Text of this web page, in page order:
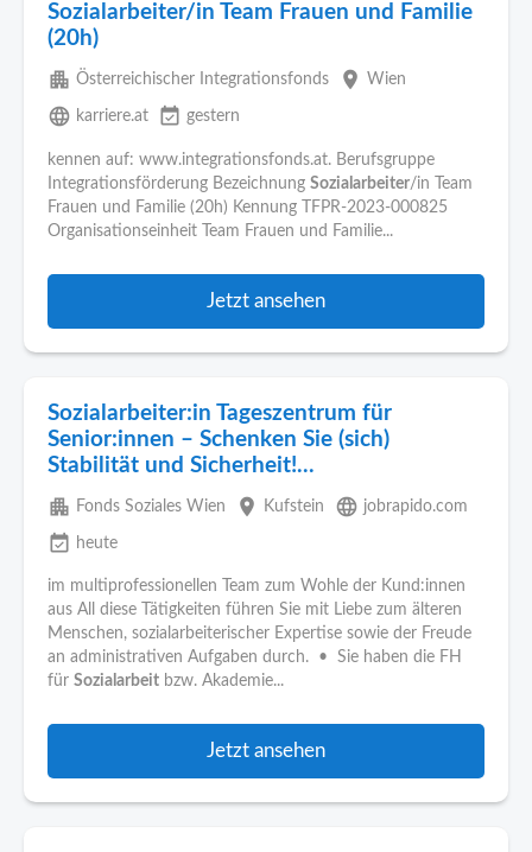
Sozialarbeiter/in Team Frauen und Familie
(20h)
apartment Österreichischer Integrationsfonds place Wien
language karriere.at event_available gestern
kennen auf: www.integrationsfonds.at. Berufsgruppe
Integrationsförderung Bezeichnung Sozialarbeiter/in Team
Frauen und Familie (20h) Kennung TFPR-2023-000825
Organisationseinheit Team Frauen und Familie...
Jetzt ansehen
Sozialarbeiter:in Tageszentrum für
Senior:innen – Schenken Sie (sich)
Stabilität und Sicherheit!...
apartment Fonds Soziales Wien place Kufstein language jobrapido.com
event_available heute
im multiprofessionellen Team zum Wohle der Kund:innen
aus All diese Tätigkeiten führen Sie mit Liebe zum älteren
Menschen, sozialarbeiterischer Expertise sowie der Freude
an administrativen Aufgaben durch. • Sie haben die FH
für Sozialarbeit bzw. Akademie...
Jetzt ansehen